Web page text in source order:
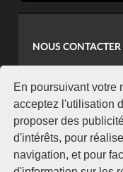
En poursuivant votre
acceptez l'utilisation
proposer des
d'intérêts, pour
navigation, et pour
NOUS CONTACTER
+225 07 08
NEWSLETTER
Restez connecté via